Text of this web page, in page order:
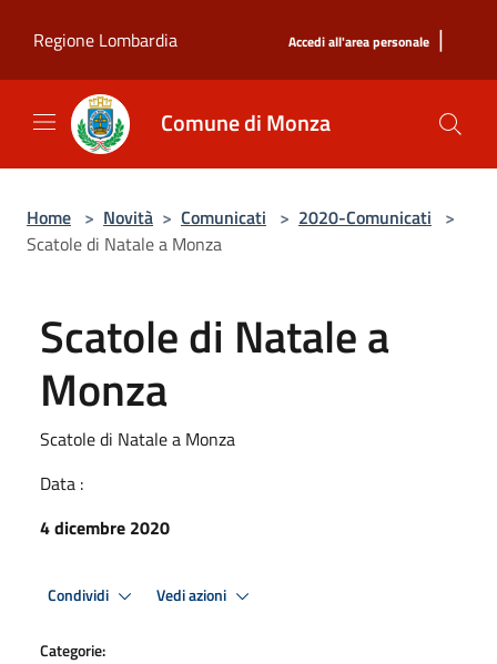
Regione Lombardia
Accedi all'area personale |
Comune di Monza
Home > Novità > Comunicati > 2020-Comunicati >
Scatole di Natale a Monza
Scatole di Natale a
Monza
Scatole di Natale a Monza
Data :
4 dicembre 2020
Condividi Vedi azioni
Categorie: